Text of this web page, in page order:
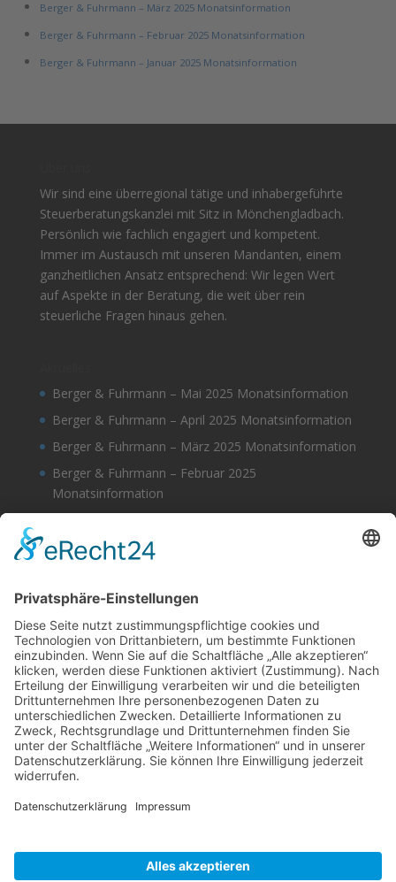
Berger & Fuhrmann – März 2025 Monatsinformation
Berger & Fuhrmann – Februar 2025 Monatsinformation
Berger & Fuhrmann – Januar 2025 Monatsinformation
Wir sind eine überregional tätige und inhabergeführte
Steuerberatungskanzlei mit Sitz in Mönchengladbach.
Persönlich wie fachlich engagiert und kompetent.
Immer im Austausch mit unseren Mandanten, einem
ganzheitlichen Ansatz entsprechend: Wir legen Wert
auf Aspekte in der Beratung, die weit über rein
steuerliche Fragen hinaus gehen.
Berger & Fuhrmann – Mai 2025 Monatsinformation
Berger & Fuhrmann – April 2025 Monatsinformation
Berger & Fuhrmann – März 2025 Monatsinformation
Berger & Fuhrmann – Februar 2025
Monatsinformation
Monatsinformation
Suche
Datenschutz
Cookie-Einstellungen
Sonstige
Kontakt
Facebook
Anfahrt & Lageplan